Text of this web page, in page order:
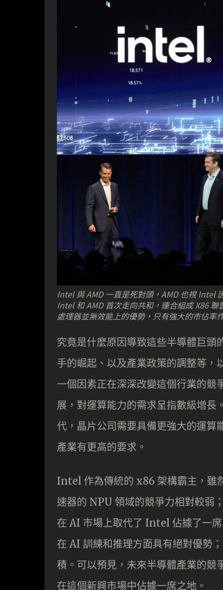
Intel 與 AMD 一直是死對頭，AMD 也視 Intel
Intel 和 AMD 首次走向共和，連合組成 X86
處理器並無效能上的優勢，只有強大的市佔率
究竟是什麼原因導致這些半導體巨頭
手的崛起、以及產業政策的調整等，
一個因素正在深深改變這個行業的競
展，對運算能力的需求呈指數級增
代，晶片公司需要具備更強大的運算
產業有更高的要求。
Intel 作為傳統的 x86 架構霸主，雖
速器的 NPU 領域的競爭力相對較弱
在 AI 市場上取代了 Intel 佔據了一
在 AI 訓練和推理方面具有絕對優勢
積。可以預見，未來半導體產業的競
在這個新興市場中佔據一席之地。